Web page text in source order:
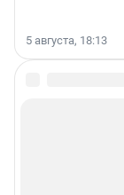
5 августа, 18:13